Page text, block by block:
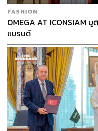
FASHION
OMEGA AT ICONSIAM
แบรนด์